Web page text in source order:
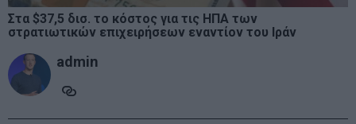
Στα $37,5 δισ. το κόστος για τις ΗΠΑ των
στρατιωτικών επιχειρήσεων εναντίον του Ιράν
admin